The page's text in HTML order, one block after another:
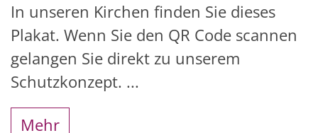
In unseren Kirchen finden Sie dieses
Plakat. Wenn Sie den QR Code scannen
gelangen Sie direkt zu unserem
Schutzkonzept. ...
Mehr